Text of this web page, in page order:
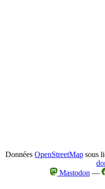
Données OpenStreetMap sous
Mastodon —